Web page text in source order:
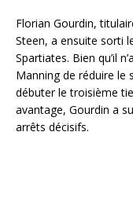
Florian Gourdin,
Steen, a ensuite sorti
Spartiates. Bien qu’il
Manning de réduire le
débuter le troisième
avantage, Gourdin a
arrêts décisifs.